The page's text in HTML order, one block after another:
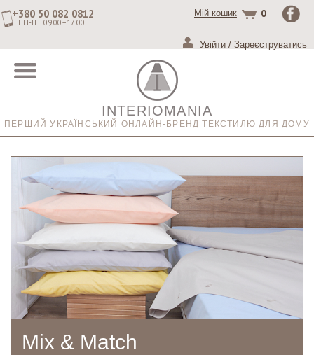
+380 50 082 0812
ПН-ПТ 09:00–17:00
Мій кошик 0
Увійти / Зареєструватись
INTERIOMANIA
ПЕРШИЙ УКРАЇНСЬКИЙ ОНЛАЙН-БРЕНД ТЕКСТИЛЮ ДЛЯ ДОМУ
Mix & Match